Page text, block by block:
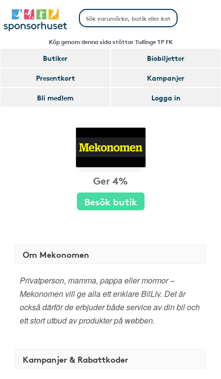
Köp genom denna sida stöttar Tullinge TP FK
Butiker
Biobiljetter
Presentkort
Kampanjer
Bli medlem
Logga in
Ger 4%
Besök butik
Om Mekonomen
Privatperson, mamma, pappa eller mormor –
Mekonomen vill ge alla ett enklare BilLiv. Det är
också därför de erbjuder både service av din bil och
ett stort utbud av produkter på webben.
Kampanjer & Rabattkoder